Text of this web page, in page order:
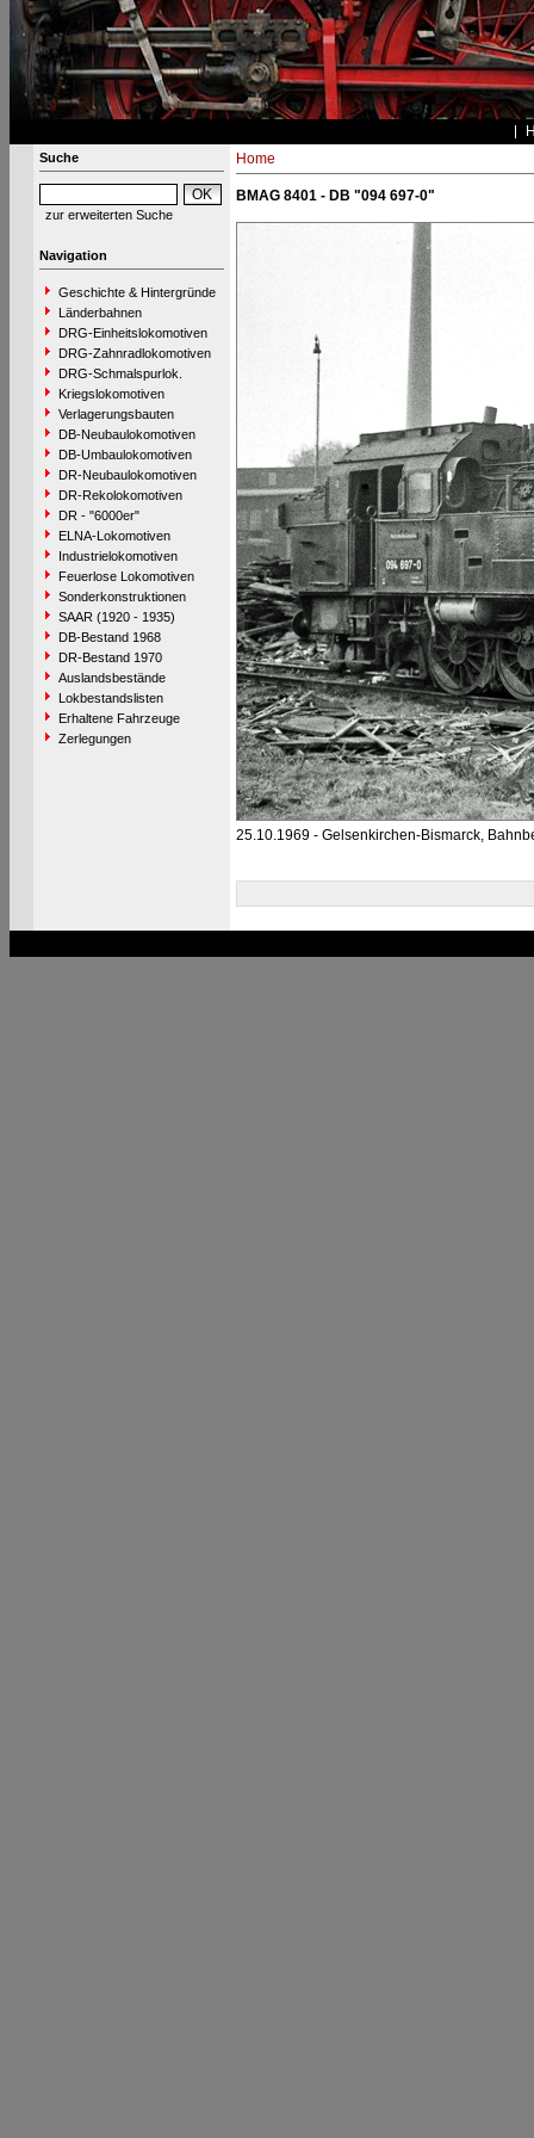
Suche
zur erweiterten Suche
Navigation
Geschichte & Hintergründe
Länderbahnen
DRG-Einheitslokomotiven
DRG-Zahnradlokomotiven
DRG-Schmalspurlok.
Kriegslokomotiven
Verlagerungsbauten
DB-Neubaulokomotiven
DB-Umbaulokomotiven
DR-Neubaulokomotiven
DR-Rekolokomotiven
DR - "6000er"
ELNA-Lokomotiven
Industrielokomotiven
Feuerlose Lokomotiven
Sonderkonstruktionen
SAAR (1920 - 1935)
DB-Bestand 1968
DR-Bestand 1970
Auslandsbestände
Lokbestandslisten
Erhaltene Fahrzeuge
Zerlegungen
Home
BMAG 8401 - DB "094 697-0"
25.10.1969 - Gelsenkirchen-Bismarck,